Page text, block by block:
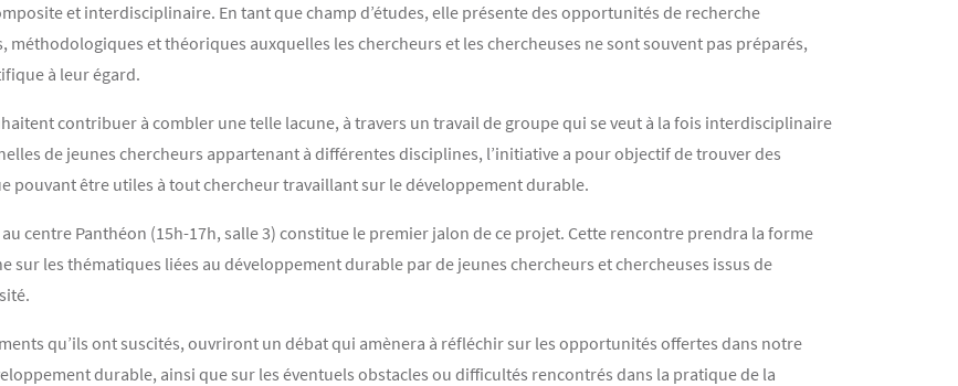
et interdisciplinaire. En tant que champ d’études, elle présente des opportunités de recherche
et théoriques auxquelles les chercheurs et les chercheuses ne sont souvent pas préparés,
à leur égard.
contribuer à combler une telle lacune, à travers un travail de groupe qui se veut à la fois interdisciplinaire
de jeunes chercheurs appartenant à différentes disciplines, l’initiative a pour objectif de trouver des
pouvant être utiles à tout chercheur travaillant sur le développement durable.
centre Panthéon (15h-17h, salle 3) constitue le premier jalon de ce projet. Cette rencontre prendra la forme
sur les thématiques liées au développement durable par de jeunes chercheurs et chercheuses issus de
qu’ils ont suscités, ouvriront un débat qui amènera à réfléchir sur les opportunités offertes dans notre
durable, ainsi que sur les éventuels obstacles ou difficultés rencontrés dans la pratique de la